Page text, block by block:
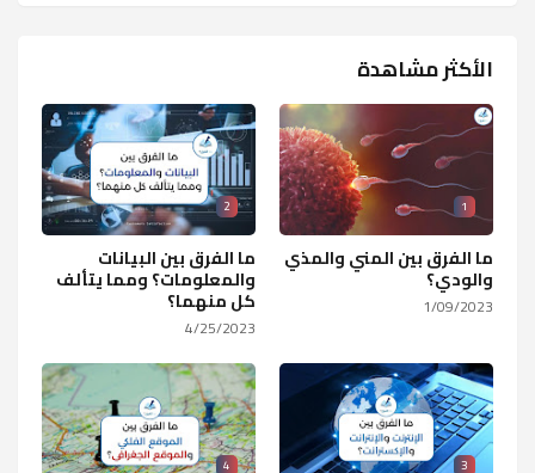
الأكثر مشاهدة
1
ما الفرق بين المني والمذي
والودي؟
1/09/2023
2
ما الفرق بين البيانات
والمعلومات؟ ومما يتألف
كل منهما؟
4/25/2023
3
4